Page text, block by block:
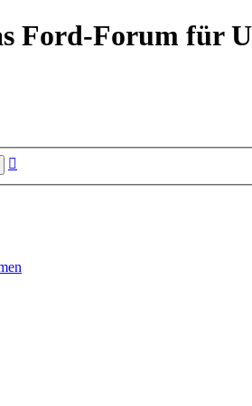
Ford-Forum für